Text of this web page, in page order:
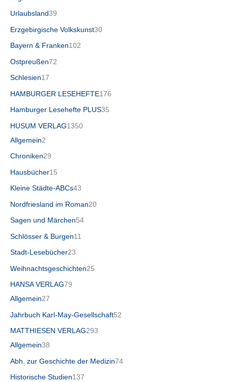
Urlaubsland39
Erzgebirgische Volkskunst30
Bayern & Franken102
Ostpreußen72
Schlesien17
HAMBURGER LESEHEFTE176
Hamburger Lesehefte PLUS35
HUSUM VERLAG1350
Allgemein2
Chroniken29
Hausbücher15
Kleine Städte-ABCs43
Nordfriesland im Roman20
Sagen und Märchen54
Schlösser & Burgen11
Stadt-Lesebücher23
Weihnachtsgeschichten25
HANSA VERLAG79
Allgemein27
Jahrbuch Karl-May-Gesellschaft52
MATTHIESEN VERLAG293
Allgemein38
Abh. zur Geschichte der Medizin74
Historische Studien137